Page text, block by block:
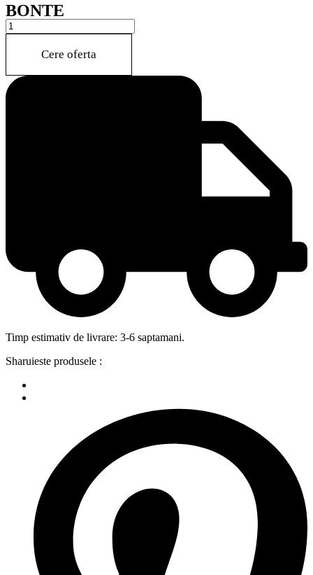
BONTE
BONTE
quantity
Cere oferta
Timp estimativ de livrare: 3-6 saptamani.
Sharuieste produsele :